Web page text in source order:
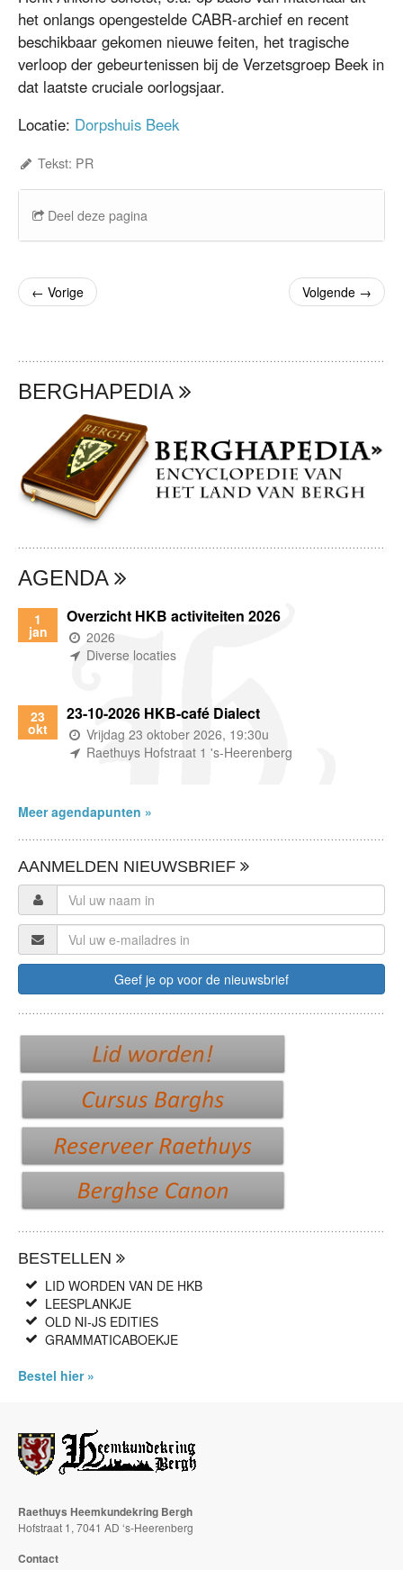
het onlangs opengestelde CABR-archief en recent
beschikbaar gekomen nieuwe feiten, het tragische
verloop der gebeurtenissen bij de Verzetsgroep Beek in
dat laatste cruciale oorlogsjaar.
Locatie: Dorpshuis Beek
Tekst: PR
Deel deze pagina
← Vorige Volgende →
BERGHAPEDIA
AGENDA
1
jan
Overzicht HKB activiteiten 2026
(wanneer)
2026
(waar)
Diverse locaties
23
okt
23-10-2026 HKB-café Dialect
(wanneer)
Vrijdag 23 oktober 2026, 19:30u
(waar)
Raethuys Hofstraat 1 's-Heerenberg
Meer agendapunten »
AANMELDEN NIEUWSBRIEF
BESTELLEN
LID WORDEN VAN DE HKB
LEESPLANKJE
OLD NI-JS EDITIES
GRAMMATICABOEKJE
Bestel hier »
Raethuys Heemkundekring Bergh
Hofstraat 1, 7041 AD ‘s-Heerenberg
Contact